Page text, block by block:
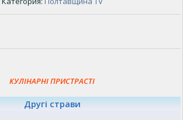
КУЛІНАРНІ ПРИСТРАСТІ
Другі страви